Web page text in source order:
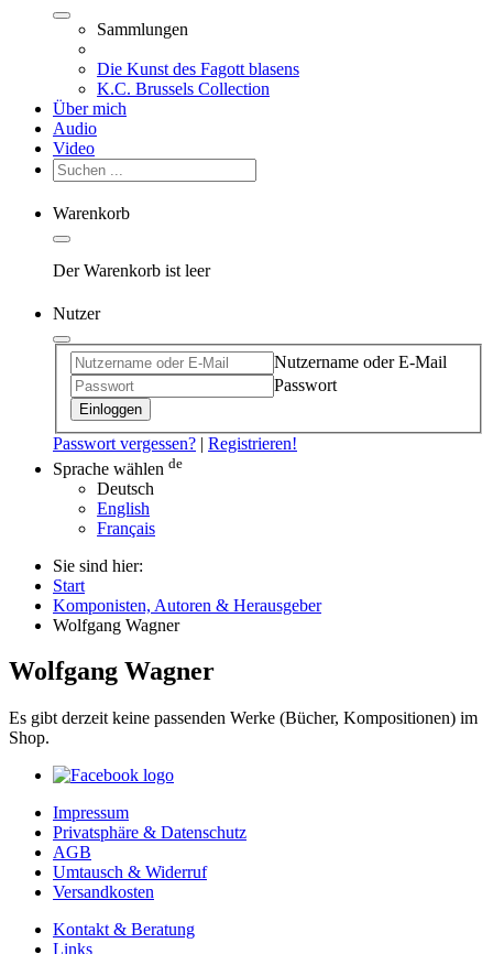
Sammlungen
Die Kunst des Fagott blasens
K.C. Brussels Collection
Über mich
Audio
Video
Warenkorb
Der Warenkorb ist leer
Nutzer
Nutzername oder E-Mail
Passwort
Einloggen
Passwort vergessen? | Registrieren!
Sprache wählen de
Deutsch
English
Français
Sie sind hier:
Start
Komponisten, Autoren & Herausgeber
Wolfgang Wagner
Wolfgang Wagner
Es gibt derzeit keine passenden Werke (Bücher, Kompositionen) im
Shop.
Impressum
Privatsphäre & Datenschutz
AGB
Umtausch & Widerruf
Versandkosten
Kontakt & Beratung
Links